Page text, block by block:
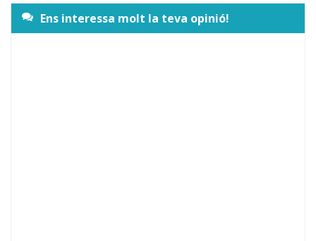
Ens interessa molt la teva opinió!